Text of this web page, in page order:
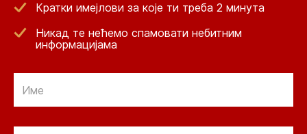
Кратки имејлови за које ти треба 2 минута
Никад те нећемо спамовати небитним
информацијама